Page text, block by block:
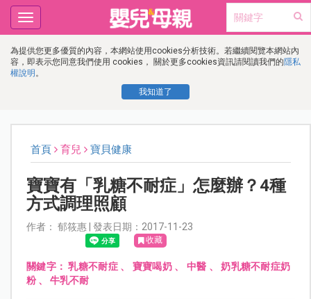
為提供您更多優質的內容，本網站使用cookies分析技術。若繼續閱覽本網站內
容，即表示您同意我們使用 cookies， 關於更多cookies資訊請閱讀我們的隱私
權說明 。
我知道了
Toggle
navigation
首頁 育兒 寶貝健康
寶寶有「乳糖不耐症」怎麼辦？4種
方式調理照顧
作者： 郁筱惠 | 發表日期：2017-11-23
收藏
關鍵字：乳糖不耐症、 寶寶喝奶、 中醫 、奶乳糖不耐症奶
粉、 牛乳不耐